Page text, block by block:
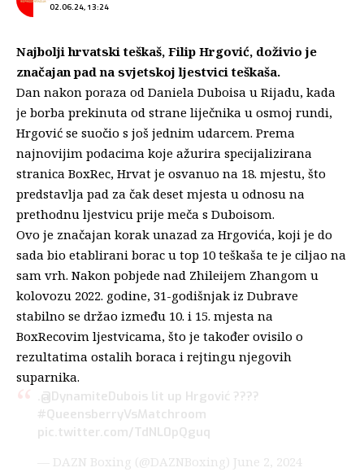
02.06.24, 13:24
Najbolji hrvatski teškaš, Filip Hrgović, doživio je
značajan pad na svjetskoj ljestvici teškaša.
Dan nakon poraza od Daniela Duboisa u Rijadu, kada
je borba prekinuta od strane liječnika u osmoj rundi,
Hrgović se suočio s još jednim udarcem. Prema
najnovijim podacima koje ažurira specijalizirana
stranica BoxRec, Hrvat je osvanuo na 18. mjestu, što
predstavlja pad za čak deset mjesta u odnosu na
prethodnu ljestvicu prije meča s Duboisom.
Ovo je značajan korak unazad za Hrgovića, koji je do
sada bio etablirani borac u top 10 teškaša te je ciljao na
sam vrh. Nakon pobjede nad Zhileijem Zhangom u
kolovozu 2022. godine, 31-godišnjak iz Dubrave
stabilno se držao između 10. i 15. mjesta na
BoxRecovim ljestvicama, što je također ovisilo o
rezultatima ostalih boraca i rejtingu njegovih
suparnika.
.@DynamiteDubois lit up Hrgović ????
#QueensberryVsMatchroom
pic.twitter.com/TdNL0pQguq
— DAZN Boxing (@DAZNBoxing) June 2, 2024